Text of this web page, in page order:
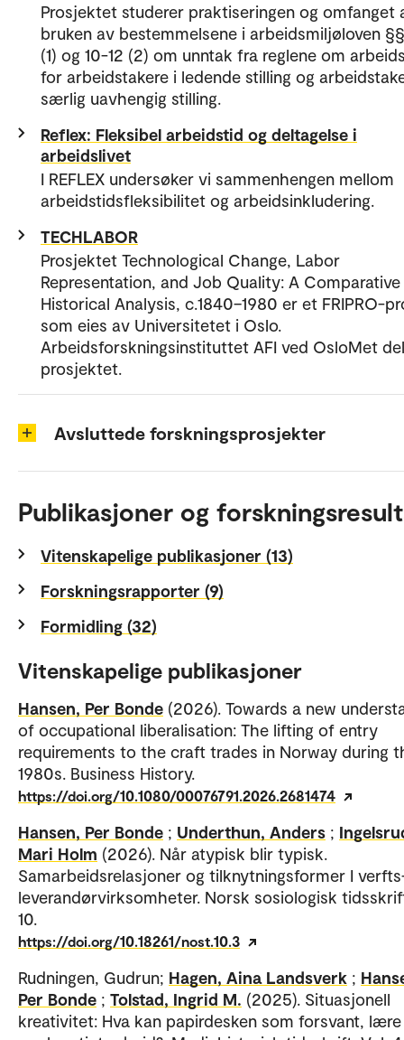
Prosjektet studerer praktiseringen og omfanget
bruken av bestemmelsene i arbeidsmiljøloven
(1) og 10-12 (2) om unntak fra reglene om
for arbeidstakere i ledende stilling og
særlig uavhengig stilling.
Reflex: Fleksibel arbeidstid og deltagelse i
arbeidslivet
I REFLEX undersøker vi sammenhengen mellom
arbeidstidsfleksibilitet og arbeidsinkludering.
TECHLABOR
Prosjektet Technological Change, Labor
Representation, and Job Quality: A Comparative
Historical Analysis, c.1840–1980 er et FRIPRO-
som eies av Universitetet i Oslo.
Arbeidsforskningsinstituttet AFI ved OsloMet
prosjektet.
Avsluttede forskningsprosjekter
Publikasjoner og
Vitenskapelige publikasjoner (13)
Forskningsrapporter (9)
Formidling (32)
Vitenskapelige publikasjoner
Hansen, Per Bonde (2026). Towards a new
of occupational liberalisation: The lifting of entry
requirements to the craft trades in Norway during
1980s. Business History.
https://doi.org/10.1080/00076791.2026.2681474
Hansen, Per Bonde ; Underthun, Anders ;
Mari Holm (2026). Når atypisk blir typisk.
Samarbeidsrelasjoner og tilknytningsformer I
leverandørvirksomheter. Norsk sosiologisk
10.
https://doi.org/10.18261/nost.10.3
Rudningen, Gudrun; Hagen, Aina Landsverk ;
Per Bonde ; Tolstad, Ingrid M. (2025). Situasjonell
kreativitet: Hva kan papirdesken som forsvant,